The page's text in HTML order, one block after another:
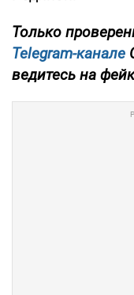
Только
Telegram-канале
ведитесь на